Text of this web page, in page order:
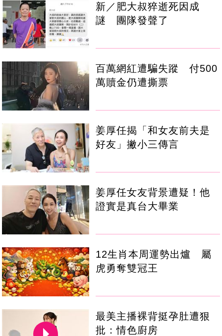
新／肥大叔猝逝死因成
謎 團隊發聲了
百萬網紅遭騙失蹤 付500
萬贖金仍遭撕票
姜厚任揭「和女友前夫是
好友」撇小三傳言
姜厚任女友背景遭疑！他
證實是真台大畢業
12生肖本周運勢出爐 屬
虎勇奪雙冠王
最美主播裸背挺孕肚遭狠
批：情色廚房